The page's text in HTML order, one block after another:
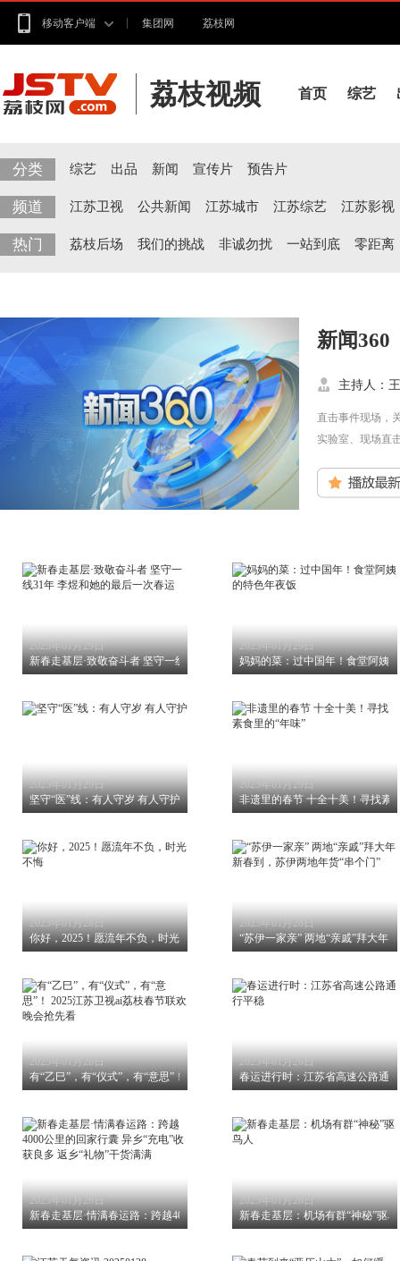
移动客户端 集团网 荔枝网
荔枝视频 首页 综艺
分类 综艺 出品 新闻 宣传片 预告片
频道 江苏卫视 公共新闻 江苏城市 江苏综艺 江苏影视
热门 荔枝后场 我们的挑战 非诚勿扰 一站到底 零距离
新闻360
主持人：
直击事件现场，
实验室、现场直
2025年01月29日
新春走基层·致敬奋斗者 坚守一线31年 李煜和她的最后一次春运
2025年01月29日
妈妈的菜：过中国年！食堂阿姨
2025年01月29日
坚守“医”线：有人守岁 有人守护
2025年01月29日
非遗里的春节 十全十美！寻找素
2025年01月28日
你好，2025！愿流年不负，时光不悔
2025年01月28日
“苏伊一家亲” 两地“亲戚”拜大年
2025年01月28日
有“乙巳”，有“仪式”，有“意思”！ 2025江苏卫视ai荔枝春节联欢晚会抢先看
2025年01月28日
春运进行时：江苏省高速公路通
2025年01月28日
新春走基层·情满春运路：跨越4000公里的回家行囊 异乡“充电”收获良多 返乡“
2025年01月28日
新春走基层：机场有群“神秘”驱